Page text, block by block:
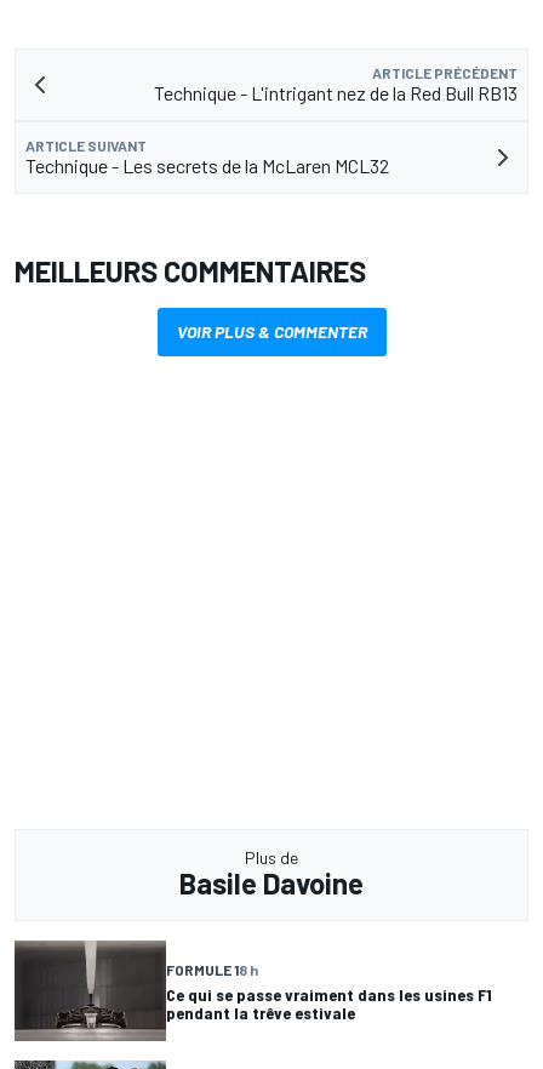
ARTICLE PRÉCÉDENT
Technique - L'intrigant nez de la Red Bull RB13
ARTICLE SUIVANT
Technique - Les secrets de la McLaren MCL32
MEILLEURS COMMENTAIRES
VOIR PLUS & COMMENTER
Plus de
Basile Davoine
FORMULE 18 h
Ce qui se passe vraiment dans les usines F1
pendant la trêve estivale